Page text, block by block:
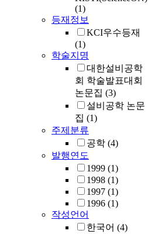
(1)
등재정보
KCI우수등재
(1)
학술지명
대한설비공학
회 학술발표대회
논문집 (3)
설비공학 논문
집 (1)
주제분류
공학 (4)
발행연도
1999 (1)
1998 (1)
1997 (1)
1996 (1)
작성언어
한국어 (4)